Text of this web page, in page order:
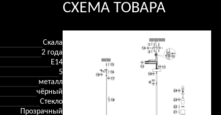
Скала
2 года
Е14
5
металл
чёрный
Стекло
Прозрачный
СХЕМА ТОВАРА